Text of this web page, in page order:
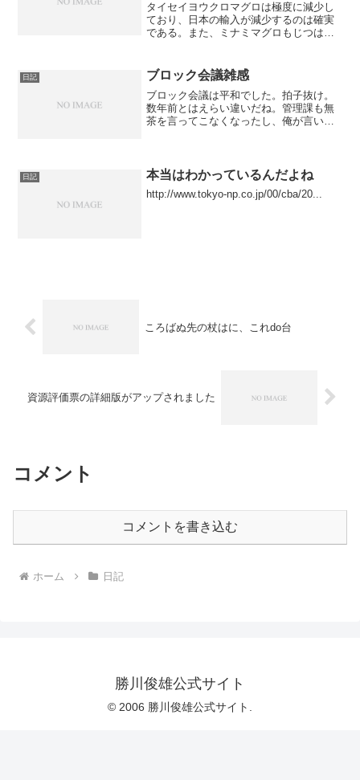
タイセイヨウクロマグロは極度に減少し
ており、日本の輸入が減少するのは確実
である。また、ミナミマグロもじつは、
場における、太平洋クロマグロ（本マグ
ロ）の重要性は、今後、ま...
日記 ブロック会議雑感
ブロック会議は平和でした。拍子抜け。
数年前とはえらい違いだね。管理課も無
茶を言ってこなくなったし、俺が言いた
ッコミ以外することがない...
日記 本当はわかっているんだよね
http://www.tokyo-np.co.jp/00/cba/20...
ころばぬ先の杖はに、これdo台
資源評価票の詳細版がアップされました
コメント
コメントを書き込む
ホーム 日記
勝川俊雄公式サイト
© 2006 勝川俊雄公式サイト.